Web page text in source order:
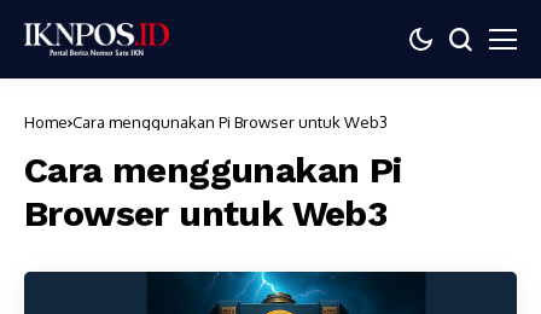
Home Cara menggunakan Pi Browser untuk Web3
Cara menggunakan Pi
Browser untuk Web3